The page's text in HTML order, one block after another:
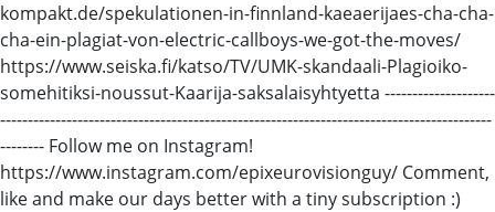
kompakt.de/spekulationen-in-finnland-kaeaerijaes-cha-cha-
cha-ein-plagiat-von-electric-callboys-we-got-the-moves/
https://www.seiska.fi/katso/TV/UMK-skandaali-Plagioiko-
somehitiksi-noussut-Kaarija-saksalaisyhtyetta --------------------
-----------------------------------------------------------------------------------------
-------- Follow me on Instagram!
https://www.instagram.com/epixeurovisionguy/ Comment,
like and make our days better with a tiny subscription :)